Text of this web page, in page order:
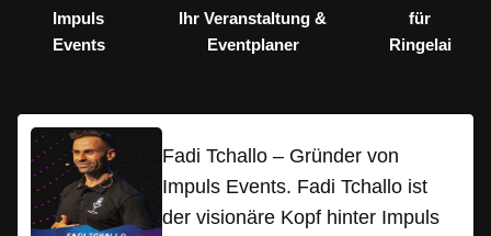
Impuls
Events
Ihr Veranstaltung &
Eventplaner
für
Ringelai
Fadi Tchallo – Gründer von
Impuls Events. Fadi Tchallo ist
der visionäre Kopf hinter Impuls